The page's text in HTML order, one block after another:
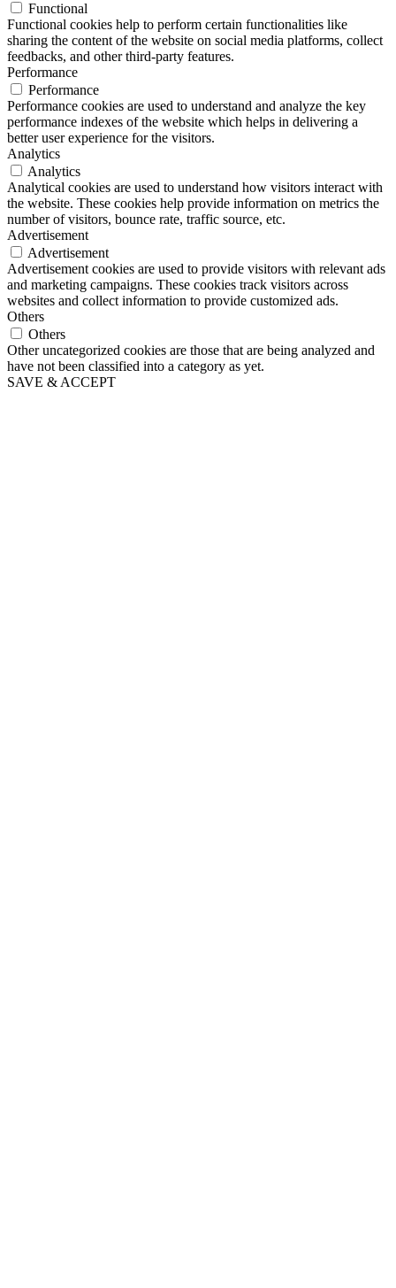
Functional
Functional cookies help to perform certain functionalities like
sharing the content of the website on social media platforms, collect
feedbacks, and other third-party features.
Performance
Performance
Performance cookies are used to understand and analyze the key
performance indexes of the website which helps in delivering a
better user experience for the visitors.
Analytics
Analytics
Analytical cookies are used to understand how visitors interact with
the website. These cookies help provide information on metrics the
number of visitors, bounce rate, traffic source, etc.
Advertisement
Advertisement
Advertisement cookies are used to provide visitors with relevant ads
and marketing campaigns. These cookies track visitors across
websites and collect information to provide customized ads.
Others
Others
Other uncategorized cookies are those that are being analyzed and
have not been classified into a category as yet.
SAVE & ACCEPT